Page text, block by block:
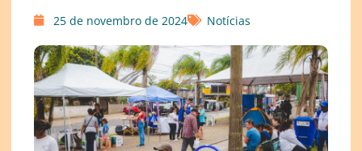
25 de novembro de 2024 Notícias